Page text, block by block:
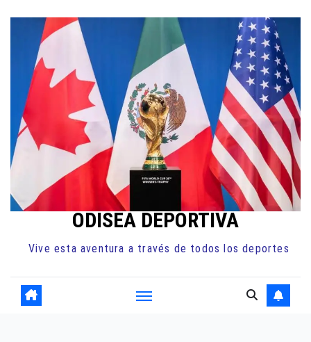
contenido
ODISEA DEPORTIVA
Vive esta aventura a través de todos los deportes